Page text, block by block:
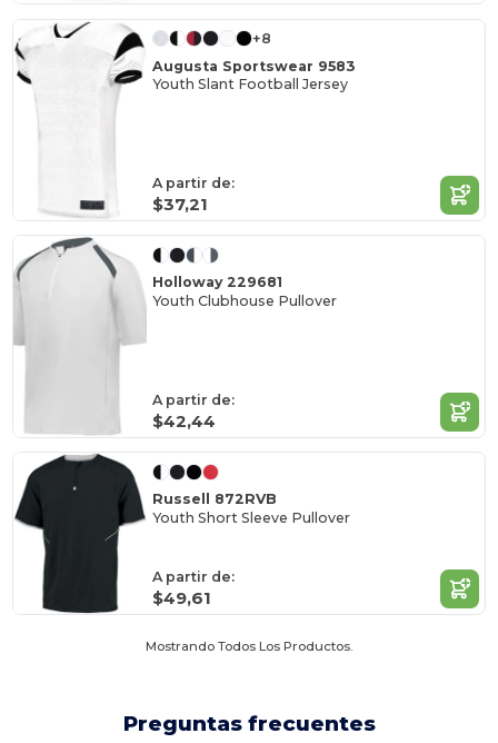
+8
Augusta Sportswear 9583
Youth Slant Football Jersey
A partir de:
$37,21
Holloway 229681
Youth Clubhouse Pullover
A partir de:
$42,44
Russell 872RVB
Youth Short Sleeve Pullover
A partir de:
$49,61
Mostrando Todos Los Productos.
Preguntas frecuentes